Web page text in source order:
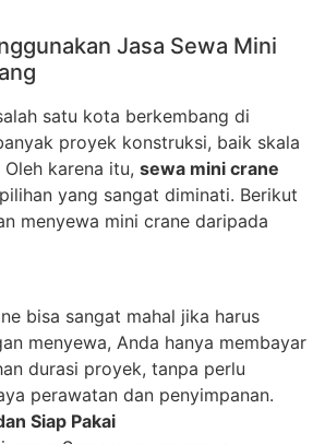
Jasa Sewa Mini
satu kota berkembang di
proyek konstruksi, baik skala
karena itu, sewa mini crane
yang sangat diminati. Berikut
menyewa mini crane daripada
bisa sangat mahal jika harus
menyewa, Anda hanya membayar
durasi proyek, tanpa perlu
perawatan dan penyimpanan.
Siap Pakai